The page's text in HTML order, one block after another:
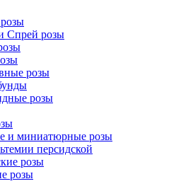
Спрей розы
розы
розы
и миниатюрные розы
персидской
розы
розы